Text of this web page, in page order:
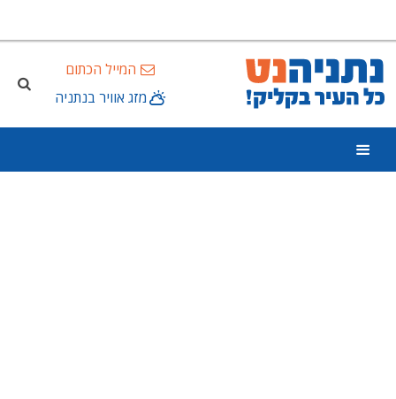
המייל הכתום
מזג אוויר בנתניה